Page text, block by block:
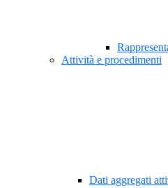
Attività e procedimenti
Dati aggregati